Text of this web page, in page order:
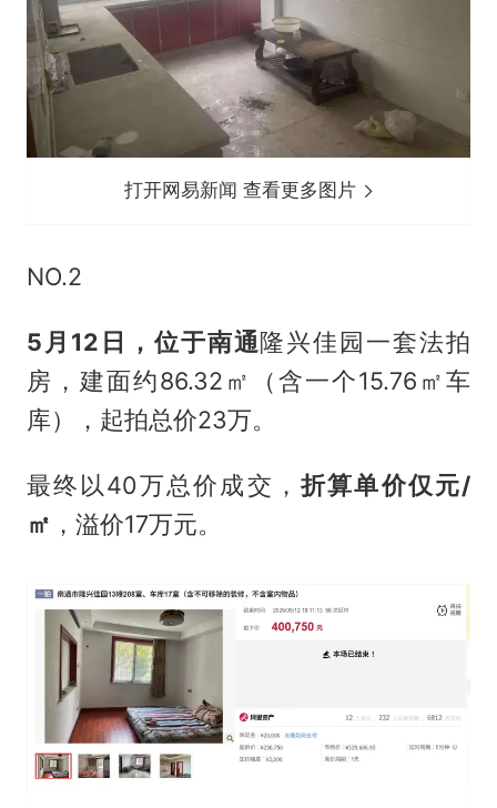
打开网易新闻 查看更多图片
NO.2
5月12日，位于南通隆兴佳园一套法拍
房，建面约86.32㎡（含一个15.76㎡车
库），起拍总价23万。
最终以40万总价成交， 折算单价仅元/
㎡ ，溢价17万元。